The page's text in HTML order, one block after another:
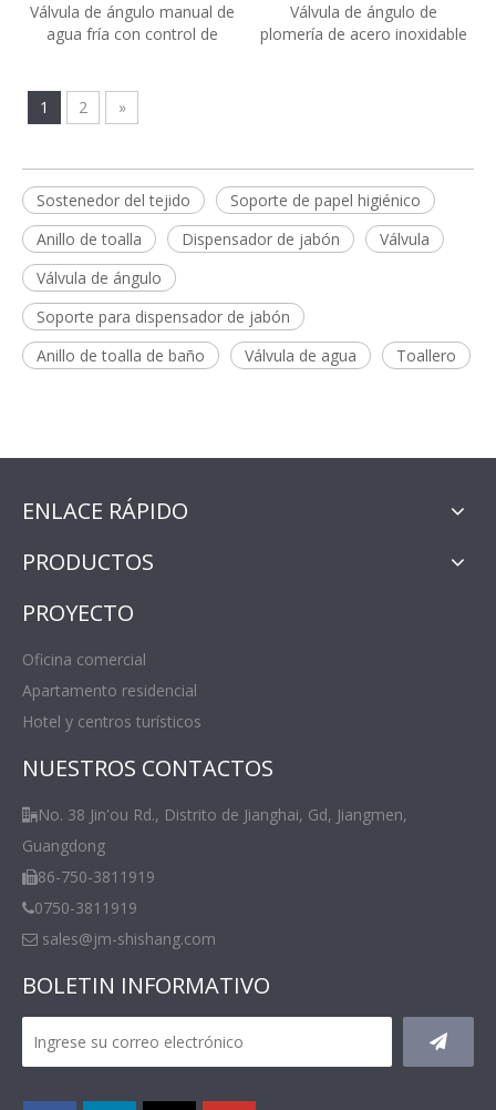
Válvula de ángulo manual de
agua fría con control de
Válvula de ángulo de
plomería de acero inoxidable
1 2 »
Sostenedor del tejido
Soporte de papel higiénico
Anillo de toalla
Dispensador de jabón
Válvula
Válvula de ángulo
Soporte para dispensador de jabón
Anillo de toalla de baño
Válvula de agua Toallero
ENLACE RÁPIDO
PRODUCTOS
PROYECTO
Oficina comercial
Apartamento residencial
Hotel y centros turísticos
NUESTROS CONTACTOS
No. 38 Jin'ou Rd., Distrito de Jianghai, Gd, Jiangmen,
Guangdong
86-750-3811919
0750-3811919
 sales@jm-shishang.com
BOLETIN INFORMATIVO